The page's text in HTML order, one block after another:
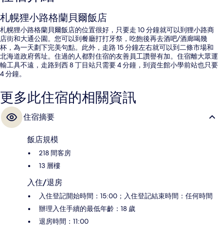
札幌狸小路格蘭貝爾飯店
札幌狸小路格蘭貝爾飯店的位置很好，只要走 10 分鐘就可以到狸小路商
店街和大通公園。您可以到餐廳打打牙祭，吃飽後再去酒吧/酒廊喝幾
杯，為一天劃下完美句點。此外，走路 15 分鐘左右就可以到二條市場和
北海道政府舊址。住過的人都對住宿的友善員工讚譽有加。住宿離大眾運
輸工具不遠，走路到西 8 丁目站只需要 4 分鐘，到資生館小學前站也只要
4 分鐘。
更多此住宿的相關資訊
住宿摘要
飯店規模
218 間客房
13 層樓
入住/退房
入住登記開始時間：15:00；入住登記結束時間：任何時間
辦理入住手續的最低年齡：18 歲
退房時間：11:00